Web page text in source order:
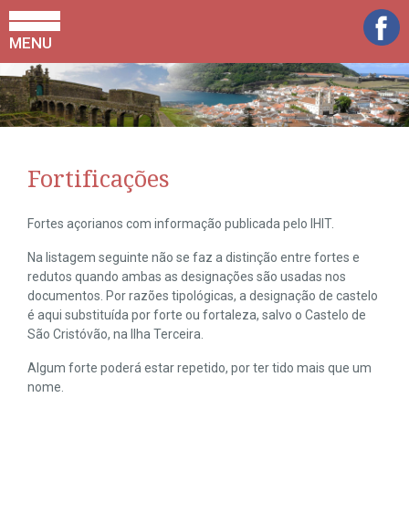
MENU
Fortificações
Fortes açorianos com informação publicada pelo IHIT.
Na listagem seguinte não se faz a distinção entre fortes e
redutos quando ambas as designações são usadas nos
documentos. Por razões tipológicas, a designação de castelo
é aqui substituída por forte ou fortaleza, salvo o Castelo de
São Cristóvão, na Ilha Terceira.
Algum forte poderá estar repetido, por ter tido mais que um
nome.